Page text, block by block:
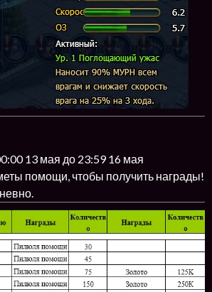
13 мая до 23:59 16 мая
помощи, чтобы получить награды!